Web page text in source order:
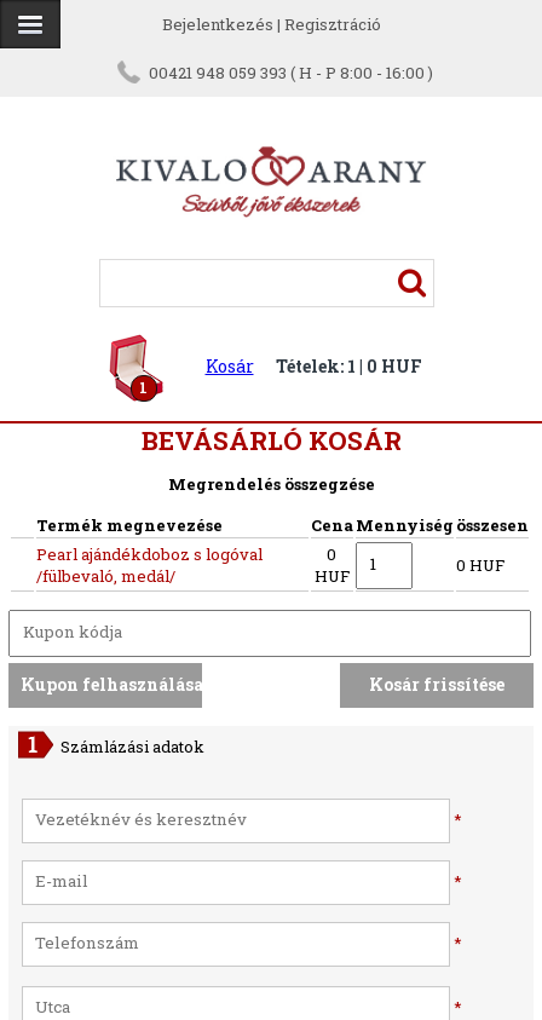
Bejelentkezés | Regisztráció
00421 948 059 393 ( H - P 8:00 - 16:00 )
1
Kosár Tételek: 1 | 0 HUF
BEVÁSÁRLÓ KOSÁR
Megrendelés összegzése
Termék megnevezése
CenaMennyiség összesen
Pearl ajándékdoboz s logóval
/fülbevaló, medál/
0
HUF
0 HUF
Számlázási adatok
*
*
*
*